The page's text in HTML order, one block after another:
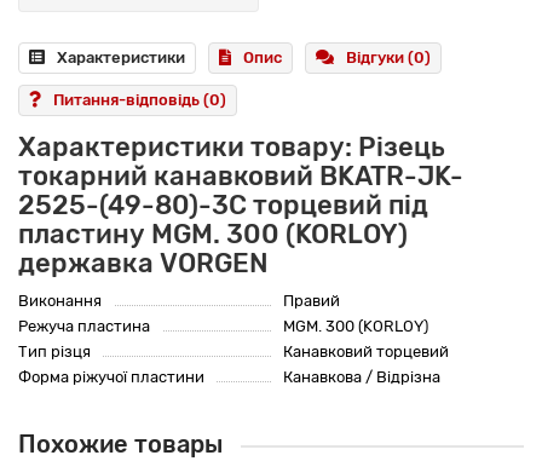
Характеристики Опис Відгуки (0)
Питання-відповідь (0)
Характеристики товару: Різець
токарний канавковий BKATR-JK-
2525-(49-80)-3C торцевий під
пластину MGM. 300 (KORLOY)
державка VORGEN
Виконання
Правий
Режуча пластина
MGM. 300 (KORLOY)
Тип різця
Канавковий торцевий
Форма ріжучої пластини
Канавкова / Відрізна
Похожие товары